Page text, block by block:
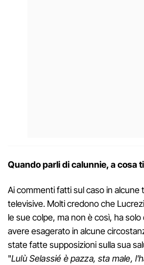
Quando parli di calunnie, a cosa
Ai commenti fatti sul caso in alcune
televisive. Molti credono che
le sue colpe, ma non è così, ha
avere esagerato in alcune
state fatte supposizioni sulla sua
"Lulù Selassié è pazza, sta male,